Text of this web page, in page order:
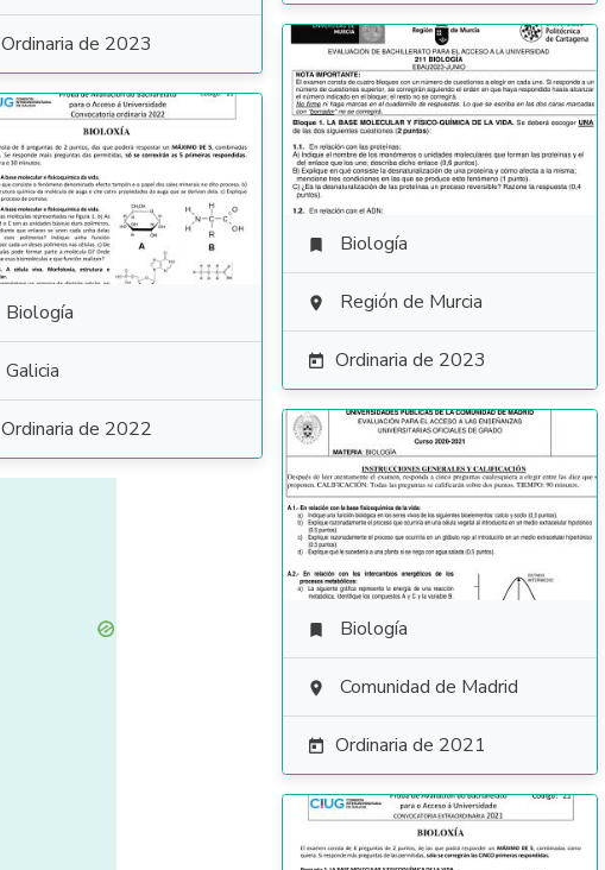
Ordinaria de 2023
 Biología
 Región de Murcia
 Ordinaria de 2023
Biología
Galicia
Ordinaria de 2022
 Biología
 Comunidad de Madrid
 Ordinaria de 2021